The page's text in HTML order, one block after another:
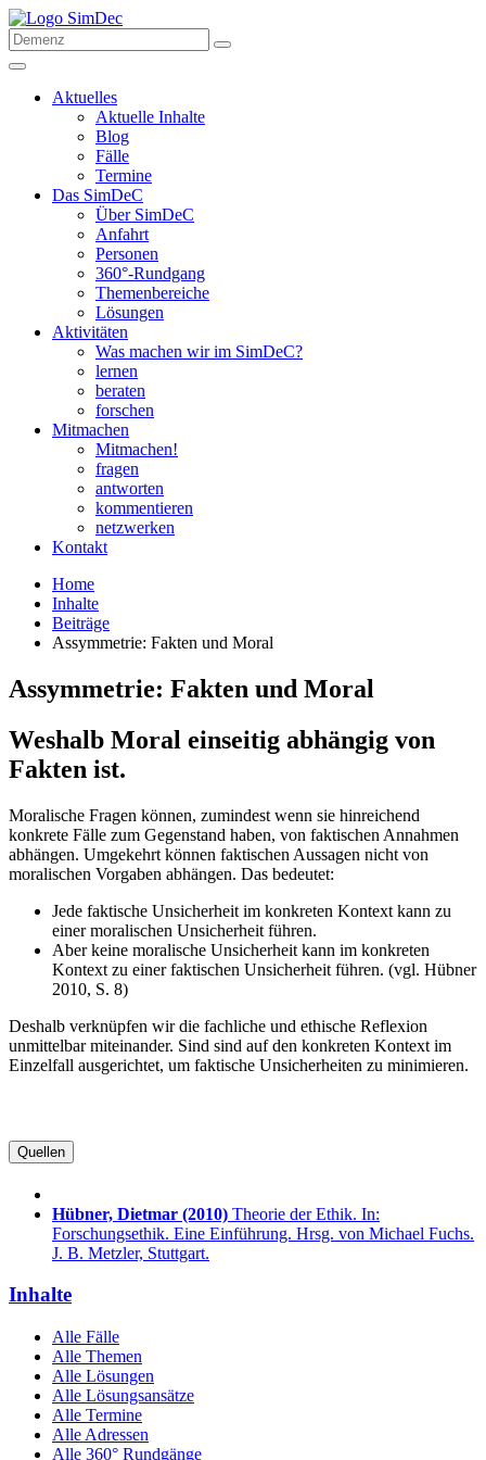
Aktuelles
Aktuelle Inhalte
Blog
Fälle
Termine
Das SimDeC
Über SimDeC
Anfahrt
Personen
360°-Rundgang
Themenbereiche
Lösungen
Aktivitäten
Was machen wir im SimDeC?
lernen
beraten
forschen
Mitmachen
Mitmachen!
fragen
antworten
kommentieren
netzwerken
Kontakt
Home
Inhalte
Beiträge
Assymmetrie: Fakten und Moral
Assymmetrie: Fakten und Moral
Weshalb Moral einseitig abhängig von
Fakten ist.
Moralische Fragen können, zumindest wenn sie hinreichend
konkrete Fälle zum Gegenstand haben, von faktischen Annahmen
abhängen. Umgekehrt können faktischen Aussagen nicht von
moralischen Vorgaben abhängen. Das bedeutet:
Jede faktische Unsicherheit im konkreten Kontext kann zu
einer moralischen Unsicherheit führen.
Aber keine moralische Unsicherheit kann im konkreten
Kontext zu einer faktischen Unsicherheit führen. (vgl. Hübner
2010, S. 8)
Deshalb verknüpfen wir die fachliche und ethische Reflexion
unmittelbar miteinander. Sind sind auf den konkreten Kontext im
Einzelfall ausgerichtet, um faktische Unsicherheiten zu minimieren.
Quellen
Hübner, Dietmar (2010) Theorie der Ethik. In:
Forschungsethik. Eine Einführung. Hrsg. von Michael Fuchs.
J. B. Metzler, Stuttgart.
Inhalte
Alle Fälle
Alle Themen
Alle Lösungen
Alle Lösungsansätze
Alle Termine
Alle Adressen
Alle 360° Rundgänge